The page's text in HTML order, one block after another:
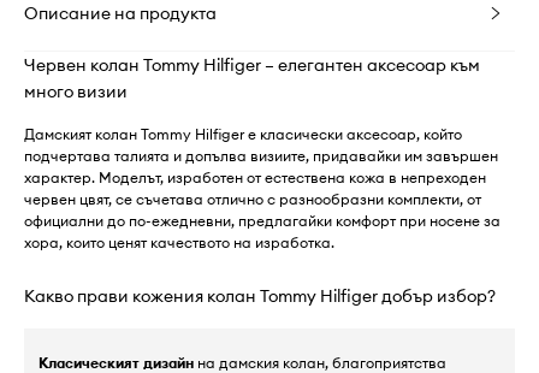
Описание на продукта
Червен колан Tommy Hilfiger – елегантен аксесоар към
много визии
Дамският колан Tommy Hilfiger е класически аксесоар, който
подчертава талията и допълва визиите, придавайки им завършен
характер. Моделът, изработен от естествена кожа в непреходен
червен цвят, се съчетава отлично с разнообразни комплекти, от
официални до по-ежедневни, предлагайки комфорт при носене за
хора, които ценят качеството на изработка.
Какво прави кожения колан Tommy Hilfiger добър избор?
Класическият дизайн на дамския колан, благоприятства